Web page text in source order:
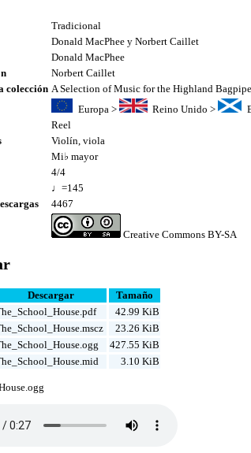
Tradicional
Donald MacPhee y Norbert Caillet
Donald MacPhee
Norbert Caillet
colección A Selection of Music for the Highland Bagpipe
Europa > Reino Unido >
Reel
Violín ,viola
Mi♭ mayor
4/4
♩=145
4467
Creative Commons BY-SA
Descargar
Tamaño
42.99 KiB
23.26 KiB
427.55 KiB
3.10 KiB